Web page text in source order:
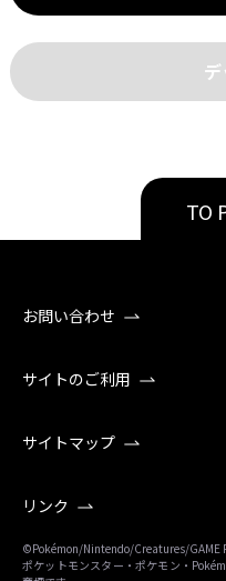
TO
お問い合わせ
サイトのご利用
サイトマップ
リンク
©Pokémon/Nintendo/Creatures/GAME
ポケットモンスター・ポケモン・